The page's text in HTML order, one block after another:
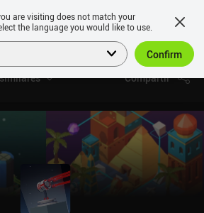
Compartir
are visiting does not match your
the language you would like to use.
Confirm